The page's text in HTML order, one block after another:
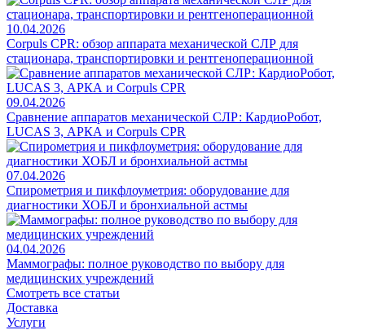
10.04.2026
Corpuls CPR: обзор аппарата механической СЛР для
стационара, транспортировки и рентгеноперационной
09.04.2026
Сравнение аппаратов механической СЛР: КардиоРобот,
LUCAS 3, АРКА и Corpuls CPR
07.04.2026
Спирометрия и пикфлоуметрия: оборудование для
диагностики ХОБЛ и бронхиальной астмы
04.04.2026
Маммографы: полное руководство по выбору для
медицинских учреждений
Смотреть все статьи
Доставка
Услуги